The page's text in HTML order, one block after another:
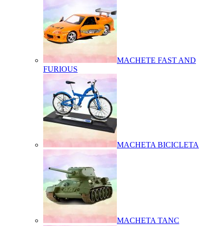
MACHETE FAST AND
FURIOUS
MACHETA BICICLETA
MACHETA TANC